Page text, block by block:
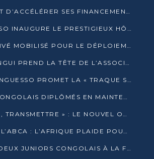
LA BAD PROMET D’ACCÉLÉRER SES FINANCEMENTS AVEC LE MINISTÈRE DE L’ASSAINISSEMENT
SASSOU NGUESSO INAUGURE LE PRESTIGIEUX HÔTEL KEMPINSKI BRAZZAVILLE
LE SECTEUR PRIVÉ MOBILISÉ POUR LE DÉPLOIEMENT DE 19 MINI-CENTRALES SOLAIRES
YVON SANA BANGUI PREND LA TÊTE DE L’ASSOCIATION DES BANQUES CENTRALES AFRICAINES
DENIS SASSOU-NGUESSO PROMET LA « TRAQUE SANS RELÂCHE » DU GRAND BANDITISME
13 MILITAIRES CONGOLAIS DIPLÔMÉS EN MAINTENANCE INDUSTRIELLE APRÈS TROIS ANS DE FORMATION À L’UNIVERSITÉ MARIEN-NGOUABI
« BÂTIR, SERVIR, TRANSMETTRE » : LE NOUVEL OUVRAGE QUI INTERPELLE LES COLLECTIVITÉS
SYMPOSIUM DE L’ABCA : L’AFRIQUE PLAIDE POUR UN FINANCEMENT CLIMATIQUE ÉQUITABLE
TAEKWONDO : DEUX JUNIORS CONGOLAIS À LA FINALE D’OPEN SYRIES 2025 À ABIDJAN